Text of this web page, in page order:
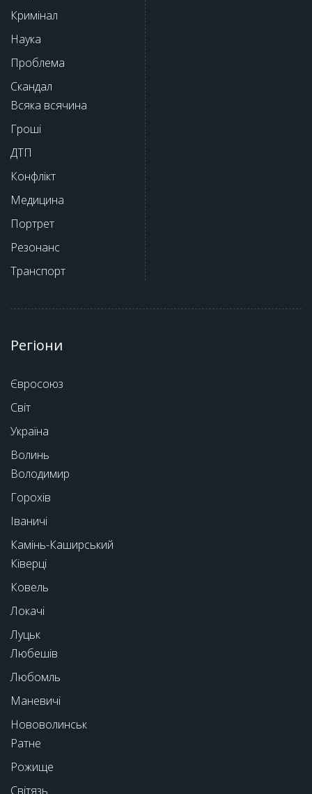
Кримінал
Наука
Проблема
Скандал
Всяка всячина
Гроші
ДТП
Конфлікт
Медицина
Портрет
Резонанс
Транспорт
Регіони
Євросоюз
Світ
Україна
Волинь
Володимир
Горохів
Іваничі
Камінь-Каширський
Ківерці
Ковель
Локачі
Луцьк
Любешів
Любомль
Маневичі
Нововолинськ
Ратне
Рожище
Світязь